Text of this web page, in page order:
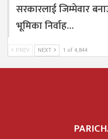
सरकारलाई जिम्मेवार
भूमिका निर्वाह…
PREV NEXT 1 of 4,844